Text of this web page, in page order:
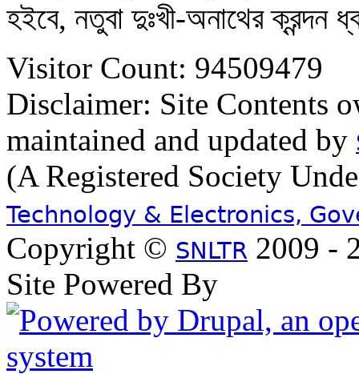
হইবে, নতুবা দুঃখী-অনাথের ক্রন্দন
Visitor Count: 94509479
Disclaimer: Site Contents
maintained and updated by
(A Registered Society
Technology & Electronics,
Copyright © SNLTR 2009 -
Site Powered By